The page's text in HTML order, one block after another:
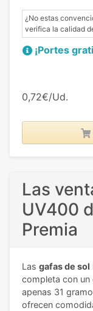
¿No estas
verifica la calidad
¡Portes
0,72€/Ud.
Las
UV400
Premia
Las gafas de sol
completa con
apenas 31
ofrecen